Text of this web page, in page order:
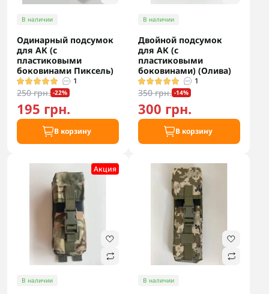
В наличии
Одинарный подсумок
для АК (с
пластиковыми
боковинами Пиксель)
1
250 грн. -22%
195 грн.
В корзину
В наличии
Двойной подсумок
для АК (с
пластиковыми
боковинами) (Олива)
1
350 грн. -14%
300 грн.
В корзину
Акция
В наличии В наличии